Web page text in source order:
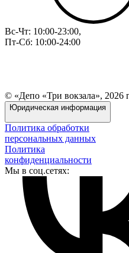
Вс-Чт: 10:00-23:00,
Пт-Сб: 10:00-24:00
© «Депо «Три вокзала», 2026
Юридическая информация
Политика обработки
персональных данных
Политика
конфиденциальности
Мы в соц.сетях: